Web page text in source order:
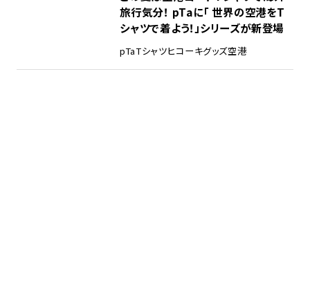
旅行気分！ pTaに「 世界の空港をT
シャツで着よう！」シリーズが新登場
pTaTシャツヒコーキグッズ空港